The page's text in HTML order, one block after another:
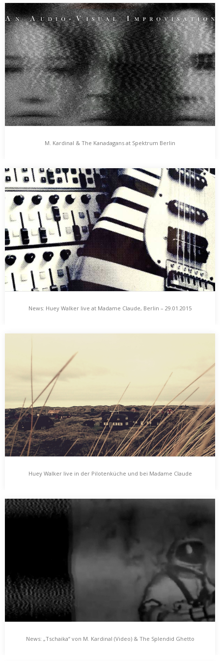
Frohes Noise – Neujahrsansprache 2017
Befeuert von einer ungerichteten Jahreswechsel-Euphorie
erscheinen die ersten Tage eines neuen Jahres ja immer wie ein
falsch verkleideter Frühling. Wenn Frau Holle nicht gerade – wie
in der Saison 2016/17 – ein Sabbatjahr macht, sind es die selben
Schneeauftürmungen, die die Straßen nur schwer überquerbar
machen und mit der Schmelze aufgeweichte Böller
ununterscheidbar neben frostgeschockter Hundekacke
offenbaren……
M. Kardinal & The Kanadagans at Spektrum Berlin
M. Kardinal & The Kanadagans „Not All Those Who Wander Are
Lost“ An Audio-Visual Performance Date:…
M. Kardinal & The Kanadagans at Spektrum Berlin
29.01.2015
Am Donnerstag, den 29. Januar spielt Huey Walker wieder ein
Konzert in der Madame Claude in…
News: Huey Walker live at Madame Claude, Berlin – 29.01.2015
Huey Walker live in der Pilotenküche und bei
Madame Claude
Huey Walker live in der Pilotenküche und bei Madame Claude
News: „Tschaika“ von M. Kardinal (Video) & The Splendid Ghetto